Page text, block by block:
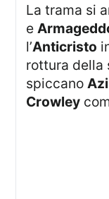
La trama si
e
l’Anticristo
rottura della
spiccano
Crowley